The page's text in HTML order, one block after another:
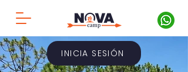
INICIA SESIÓN